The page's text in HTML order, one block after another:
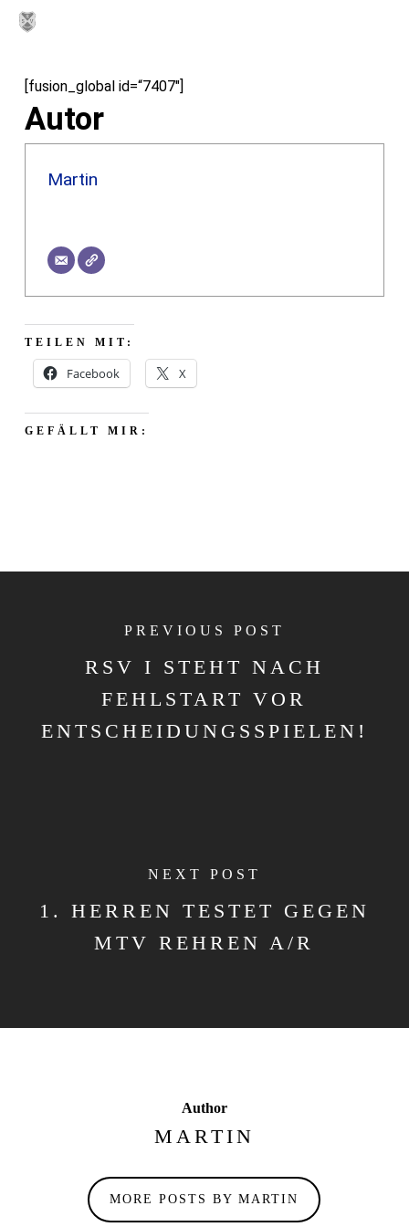
Skip
content[fusion_global id=“7407″]
Autor
Martin
TEILEN MIT:
Facebook X
GEFÄLLT MIR:
PREVIOUS POST
RSV I STEHT NACH
FEHLSTART VOR
ENTSCHEIDUNGSSPIELEN!
NEXT POST
1. HERREN TESTET GEGEN
MTV REHREN A/R
Author
MARTIN
MORE POSTS BY MARTIN